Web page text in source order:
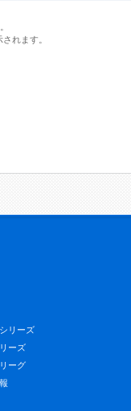
れます。
リーズ
ーズ
ーグ